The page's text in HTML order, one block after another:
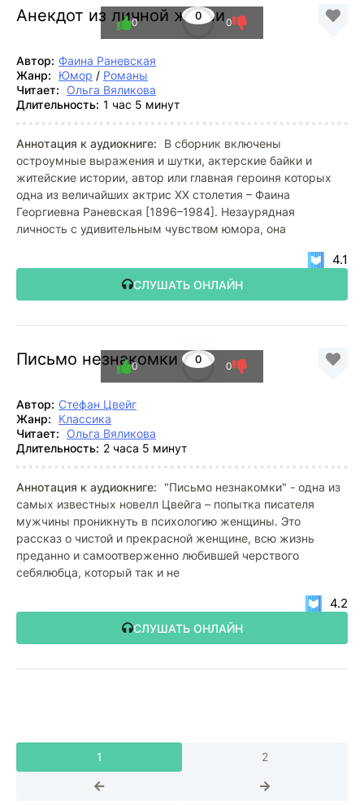
Анекдот из личной жизни
0
0 0
Автор: Фаина Раневская
Жанр:
Юмор / Романы
Читает: Ольга Вяликова
Длительность: 1 час 5 минут
Аннотация к аудиокниге:
В сборник включены
остроумные выражения и шутки, актерские байки и
житейские истории, автор или главная героиня которых
одна из величайших актрис XX столетия – Фаина
Георгиевна Раневская [1896–1984]. Незаурядная
личность с удивительным чувством юмора, она
СЛУШАТЬ ОНЛАЙН
4.1
Письмо незнакомки 0
0 0
Автор: Стефан Цвейг
Жанр:
Классика
Читает: Ольга Вяликова
Длительность: 2 часа 5 минут
Аннотация к аудиокниге:
"Письмо незнакомки" - одна из
самых известных новелл Цвейга – попытка писателя
мужчины проникнуть в психологию женщины. Это
рассказ о чистой и прекрасной женщине, всю жизнь
преданно и самоотверженно любившей черствого
себялюбца, который так и не
СЛУШАТЬ ОНЛАЙН
4.2
1 2